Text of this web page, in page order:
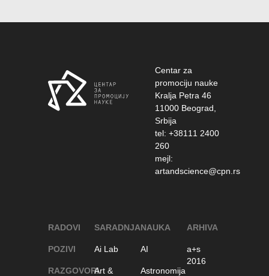
Centar za
promociju nauke
Kralja Petra 46
11000 Beograd,
Srbija
tel: +38111 2400
260
mejl:
artandscience@cpn.rs
RADOVI
POZIVI
RAZGOVORI
SARADNJA
Ai Lab
Art &
NAUKA
AI
Astronomija
ARHIVA
a+s
2016